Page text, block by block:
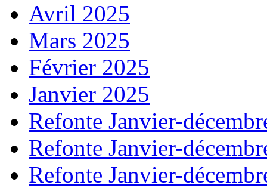
Avril 2025
Mars 2025
Février 2025
Janvier 2025
Refonte Janvier-
Refonte Janvier-
Refonte Janvier-